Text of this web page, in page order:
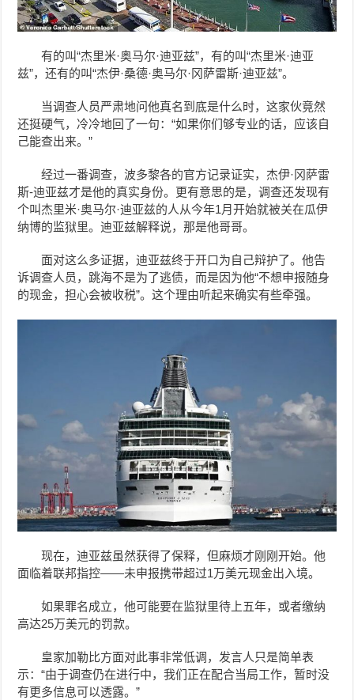
有的叫“杰里米·奥马尔·迪亚兹”，有的叫“杰里米·迪亚
兹”，还有的叫“杰伊·桑德·奥马尔·冈萨雷斯·迪亚兹”。
当调查人员严肃地问他真名到底是什么时，这家伙竟然
还挺硬气，冷冷地回了一句：“如果你们够专业的话，应该自
己能查出来。”
经过一番调查，波多黎各的官方记录证实，杰伊·冈萨雷
斯-迪亚兹才是他的真实身份。更有意思的是，调查还发现有
个叫杰里米·奥马尔·迪亚兹的人从今年1月开始就被关在瓜伊
纳博的监狱里。迪亚兹解释说，那是他哥哥。
面对这么多证据，迪亚兹终于开口为自己辩护了。他告
诉调查人员，跳海不是为了逃债，而是因为他“不想申报随身
的现金，担心会被收税”。这个理由听起来确实有些牵强。
现在，迪亚兹虽然获得了保释，但麻烦才刚刚开始。他
面临着联邦指控——未申报携带超过1万美元现金出入境。
如果罪名成立，他可能要在监狱里待上五年，或者缴纳
高达25万美元的罚款。
皇家加勒比方面对此事非常低调，发言人只是简单表
示：“由于调查仍在进行中，我们正在配合当局工作，暂时没
有更多信息可以透露。”